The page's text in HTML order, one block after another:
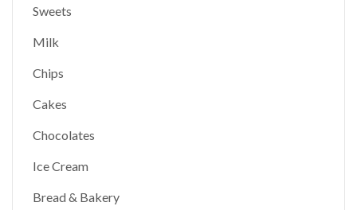
Sweets
Milk
Chips
Cakes
Chocolates
Ice Cream
Bread & Bakery